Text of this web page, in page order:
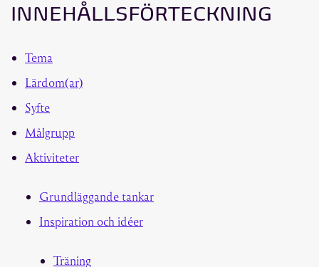
INNEHÅLLSFÖRTECKNING
Tema
Lärdom(ar)
Syfte
Målgrupp
Aktiviteter
Grundläggande tankar
Inspiration och idéer
Träning